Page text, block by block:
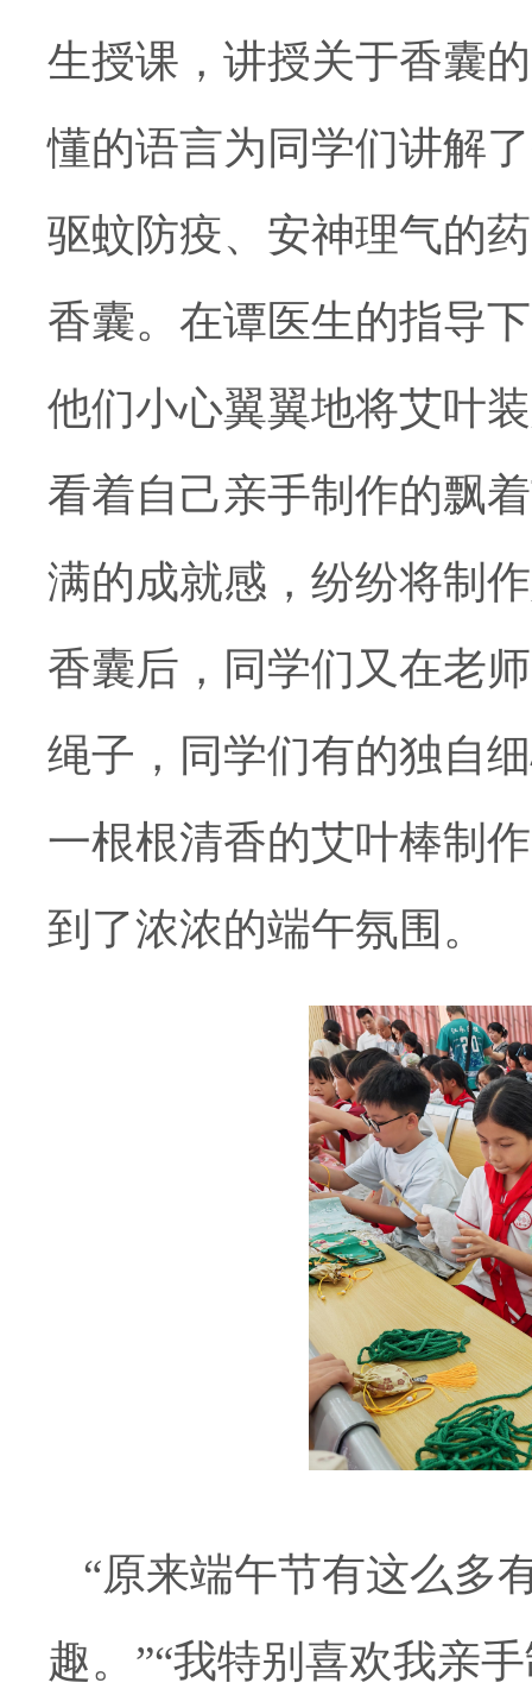
生授课，讲授关于香囊
懂的语言为同学们讲解
驱蚊防疫、安神理气的
香囊。在谭医生的指导
他们小心翼翼地将艾叶
看着自己亲手制作的飘
满的成就感，纷纷将制
香囊后，同学们又在老
绳子，同学们有的独自
一根根清香的艾叶棒制
到了浓浓的端午氛围。
“原来端午节有这么多
趣。”“我特别喜欢我亲